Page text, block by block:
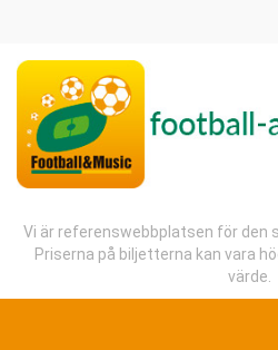
Vi är referenswebbplatsen för den
Priserna på biljetterna kan vara
värde.